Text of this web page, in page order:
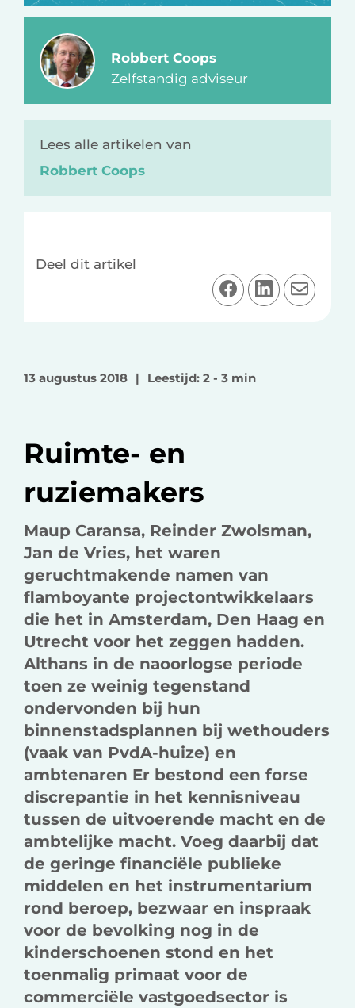
Robbert Coops
Zelfstandig adviseur
Lees alle artikelen van
Robbert Coops
Deel dit artikel
D
e
o
o
D
e
I
D
e
l
13 augustus 2018 | Leestijd: 2 - 3 min
Ruimte- en
ruziemakers
Maup Caransa, Reinder Zwolsman,
Jan de Vries, het waren
geruchtmakende namen van
flamboyante projectontwikkelaars
die het in Amsterdam, Den Haag en
Utrecht voor het zeggen hadden.
Althans in de naoorlogse periode
toen ze weinig tegenstand
ondervonden bij hun
binnenstadsplannen bij wethouders
(vaak van PvdA-huize) en
ambtenaren Er bestond een forse
discrepantie in het kennisniveau
tussen de uitvoerende macht en de
ambtelijke macht. Voeg daarbij dat
de geringe financiële publieke
middelen en het instrumentarium
rond beroep, bezwaar en inspraak
voor de bevolking nog in de
kinderschoenen stond en het
toenmalig primaat voor de
commerciële vastgoedsector is